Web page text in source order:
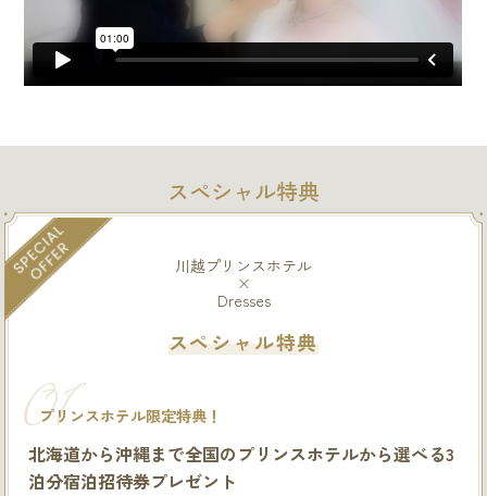
スペシャル特典
川越プリンスホテル
×
Dresses
スペシャル特典
01
プリンスホテル限定特典！
北海道から沖縄まで全国のプリンスホテルから選べる3
泊分宿泊招待券プレゼント